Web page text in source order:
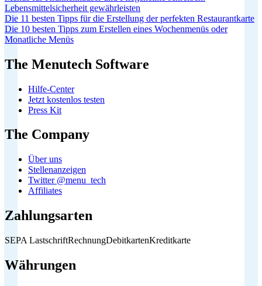
Lebensmittelsicherheit gewährleisten
Die 11 besten Tipps für die Erstellung der perfekten Restaurantkarte
Die 10 besten Tipps zum Erstellen eines Wochenmenüs oder
Monatliche Menüs
The Menutech Software
Hilfe-Center
Jetzt kostenlos testen
Press Kit
The Company
Über uns
Stellenanzeigen
Twitter @menu_tech
Affiliates
Zahlungsarten
SEPA LastschriftRechnungDebitkartenKreditkarte
Währungen